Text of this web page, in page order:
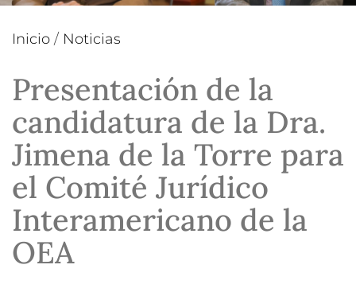
Inicio / Noticias
Presentación de la
candidatura de la Dra.
Jimena de la Torre para
el Comité Jurídico
Interamericano de la
OEA